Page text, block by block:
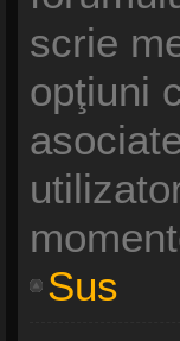
scrie
opţiuni
Sus